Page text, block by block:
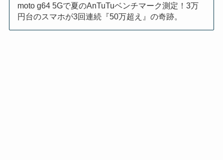
moto g64 5Gで夏のAnTuTuベンチマーク測定！3万
円台のスマホが3回連続『50万超え』の奇跡。